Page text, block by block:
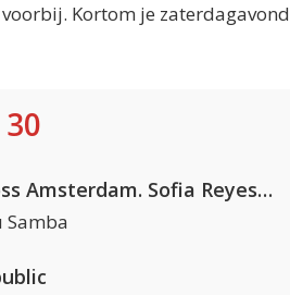
Kortom je
Kris Kross Amsterdam. Sofia Reyes & Tinie Tempah
Samba